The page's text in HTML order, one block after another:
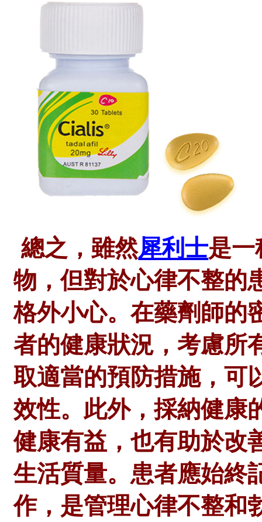
總之，雖然犀利士是一
物，但對於心律不整的
格外小心。在藥劑師的
者的健康狀況，考慮所
取適當的預防措施，可
效性。此外，採納健康
健康有益，也有助於改
生活質量。患者應始終
作，是管理心律不整和